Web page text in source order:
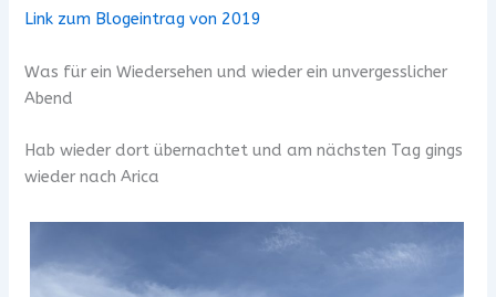
Link zum Blogeintrag von 2019
Was für ein Wiedersehen und wieder ein unvergesslicher
Abend
Hab wieder dort übernachtet und am nächsten Tag gings
wieder nach Arica